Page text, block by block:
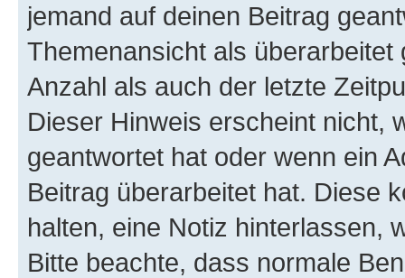
jemand auf deinen Beitrag
Themenansicht als
Anzahl als auch der letzte
Dieser Hinweis erscheint nicht,
geantwortet hat oder wenn ein
Beitrag überarbeitet hat. Diese
halten, eine Notiz hinterlassen,
Bitte beachte, dass normale